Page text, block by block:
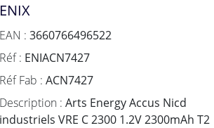
ENIX
EAN : 3660766496522
Réf : ENIACN7427
Réf Fab : ACN7427
Description : Arts Energy Accus Nicd
industriels VRE C 2300 1.2V 2300mAh T2